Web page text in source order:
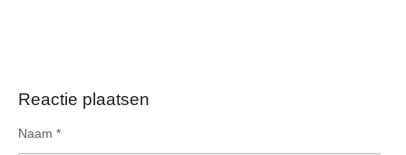
Reactie plaatsen
Naam *